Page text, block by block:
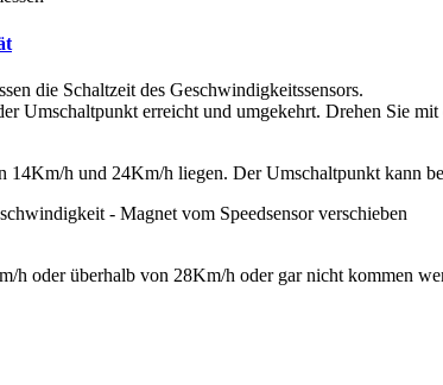
die Schaltzeit des Geschwindigkeitssensors.
Umschaltpunkt erreicht und umgekehrt. Drehen Sie
h und 24Km/h liegen. Der Umschaltpunkt kann
h oder überhalb von 28Km/h oder gar nicht kommen